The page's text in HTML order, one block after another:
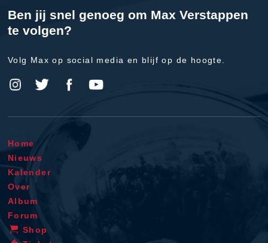
Ben jij snel genoeg om Max Verstappen
te volgen?
Volg Max op social media en blijf op de hoogte.
Home
Nieuws
Kalender
Over
Album
Forum
Shop